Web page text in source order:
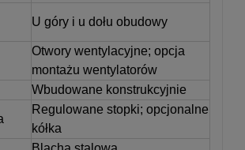
U góry i u dołu obudowy
Otwory wentylacyjne; opcja
montażu wentylatorów
Wbudowane konstrukcyjnie
Regulowane stopki; opcjonalne
kółka